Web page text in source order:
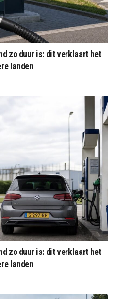
zo duur is: dit verklaart het
landen
zo duur is: dit verklaart het
landen